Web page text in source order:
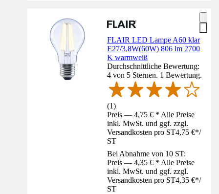
FLAIR LED Lampe A60 klar
E27/3,8W(60W) 806 lm 2700
K warmweiß
Durchschnittliche Bewertung:
4 von 5 Sternen. 1 Bewertung.
(1)
Preis — 4,75 € * Alle Preise
inkl. MwSt. und ggf. zzgl.
Versandkosten pro ST4,75 €*/
ST
Bei Abnahme von 10 ST:
Preis — 4,35 € * Alle Preise
inkl. MwSt. und ggf. zzgl.
Versandkosten pro ST4,35 €*/
ST